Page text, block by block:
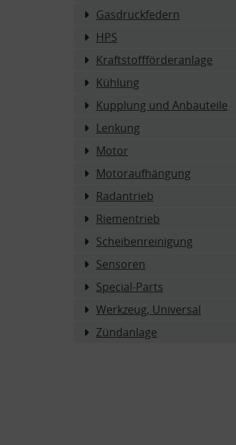
Gasdruckfedern
HPS
Kraftstoffförderanlage
Kühlung
Kupplung und Anbauteile
Lenkung
Motor
Motoraufhängung
Radantrieb
Riementrieb
Scheibenreinigung
Sensoren
Special-Parts
Werkzeug, Universal
Zündanlage